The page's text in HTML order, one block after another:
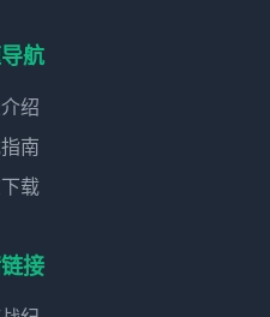
航
绍
南
载
接